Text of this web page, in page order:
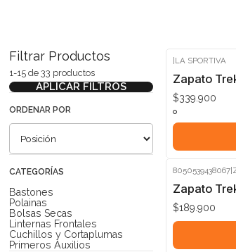
Filtrar Productos
1-15 de 33 productos
APLICAR FILTROS
ORDENAR POR
CATEGORÍAS
Bastones
Polainas
Bolsas Secas
Linternas Frontales
Cuchillos y Cortaplumas
Primeros Auxilios
LA SPORTIVA
Zapato
$339.900
8050539438067|
Zapato
$189.900